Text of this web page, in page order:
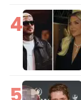
4